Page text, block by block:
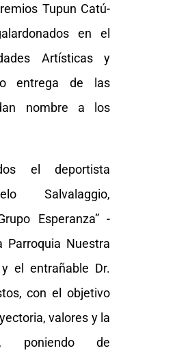
Tupun Catú-
en el
Artísticas y
entrega de las
nombre a los
el deportista
Salvalaggio,
Esperanza” -
Parroquia Nuestra
el entrañable Dr.
con el objetivo
valores y la
poniendo de